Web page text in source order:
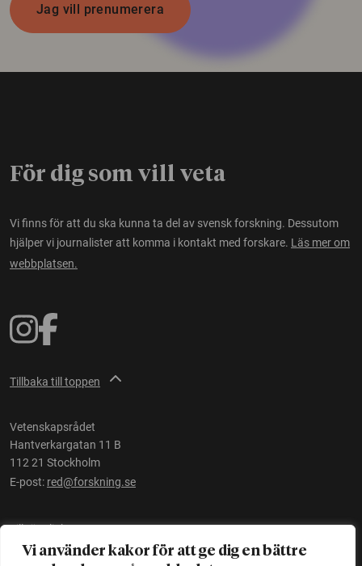
Vi använder kakor för att ge dig en bättre
Jag vill prenumerera
För dig som vill veta
Vi finns för att du ska kunna ta del av svensk forskning. Dessutom
hjälper vi journalister att komma i kontakt med forskare. Läs mer om
webbplatsen.
Tillbaka till toppen
Vetenskapsrådet
Hantverkargatan 11 B
112 21 Stockholm
E-post: red@forskning.se
Tillgänglighet